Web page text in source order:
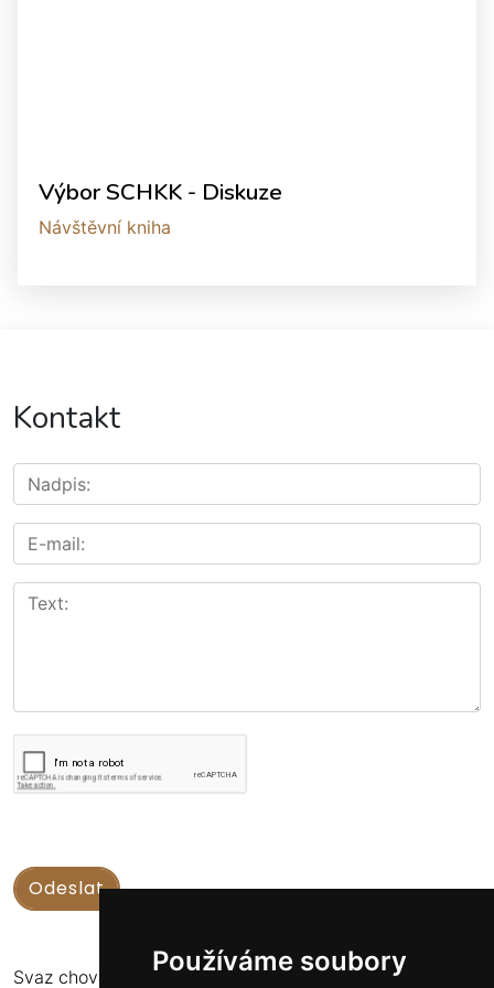
Používáme soubory
Výbor SCHKK - Diskuze
Návštěvní kniha
Kontakt
Svaz chovatelů koní Kinských